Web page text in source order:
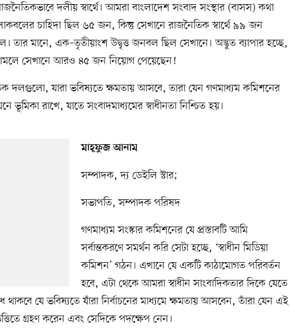
দলীয় স্বার্থে। আমরা বাংলাদেশ সংবাদ সংস্থার (বাসস) কথা
চাহিদা ছিল ৬৫ জন, কিন্তু সেখানে রাজনৈতিক স্বার্থে ৯৯ জন
তার মানে, এক–তৃতীয়াংশ উদ্বৃত্ত জনবল ছিল সেখানে। অদ্ভুত ব্যাপার হচ্ছে,
সেখানে আরও ৪৫ জন নিয়োগ পেয়েছেন!
দলগুলো, যারা ভবিষ্যতে ক্ষমতায় আসবে, তারা যেন গণমাধ্যম কমিশনের
ভূমিকা রাখে, যাতে সংবাদমাধ্যমের স্বাধীনতা নিশ্চিত হয়।
মাহ্ফুজ আনাম
সম্পাদক, দ্য ডেইলি স্টার;
সভাপতি, সম্পাদক পরিষদ
গণমাধ্যম সংস্কার কমিশনের যে প্রস্তাবটি আমি
সর্বান্তকরণে সমর্থন করি সেটা হচ্ছে, ‘স্বাধীন মিডিয়া
কমিশন’ গঠন। এখানে যে একটি কাঠামোগত পরিবর্তন
হবে, এটা থেকে আমরা স্বাধীন সাংবাদিকতার দিকে যেতে
যে ভবিষ্যতে যাঁরা নির্বাচনের মাধ্যমে ক্ষমতায় আসবেন, তাঁরা যেন এই
গ্রহণ করেন এবং সেদিকে পদক্ষেপ নেন।